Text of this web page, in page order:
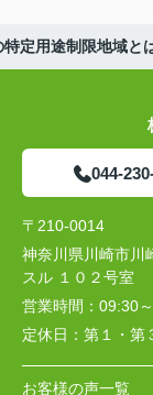
特定用途制限地域と
044-
〒210-0014
神奈川県川崎市川
スル １０２号室
営業時間： 09:30
定休日： 第１・
お客様の声一覧